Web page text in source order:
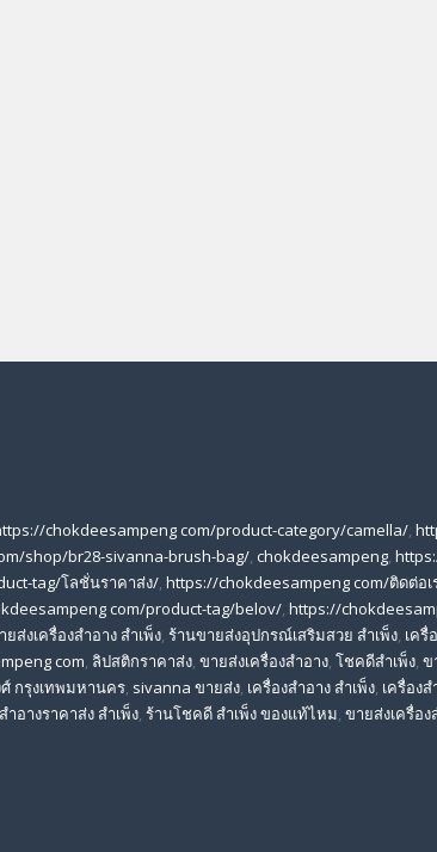
chokdeesampeng com/product-category/camella/,
shop/br28-sivanna-brush-bag/, chokdeesampeng,
tag/โลชั่นราคาส่ง/, https://chokdeesampeng com/ติดต่อเ
com/product-tag/belov/, https://
ส่งเครื่องสําอาง สําเพ็ง, ร้านขายส่งอุปกรณ์เสริมสวย สําเพ็ง, เครื่
com, ลิปสติกราคาส่ง, ขายส่งเครื่องสำอาง, โชคดีสำเพ็ง, ข
กรุงเทพมหานคร, sivanna ขายส่ง, เครื่องสําอาง สําเพ็ง, เครื่อง
อางราคาส่ง สําเพ็ง, ร้านโชคดี สําเพ็ง ของแท้ไหม, ขายส่งเครื่อ